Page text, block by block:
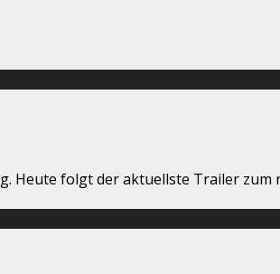
Heute folgt der aktuellste Trailer zum